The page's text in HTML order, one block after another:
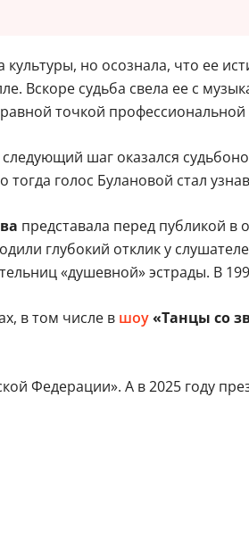
но осознала, что ее
Вскоре судьба свела ее с
точкой
шаг оказался
голос Булановой стал
представала перед публикой в
глубокий отклик у
«душевной» эстрады. В
в том числе в шоу«Танцы со
Федерации». А в 2025 году